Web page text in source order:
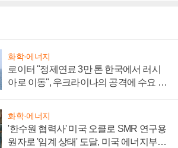
화학·에너지
로이터 "정제연료 3만 톤 한국에서 러시
아로 이동", 우크라이나의 공격에 수요 늘
화학·에너지
'한수원 협력사' 미국 오클로 SMR 연구용
원자로 '임계 상태' 도달, 미국 에너지부